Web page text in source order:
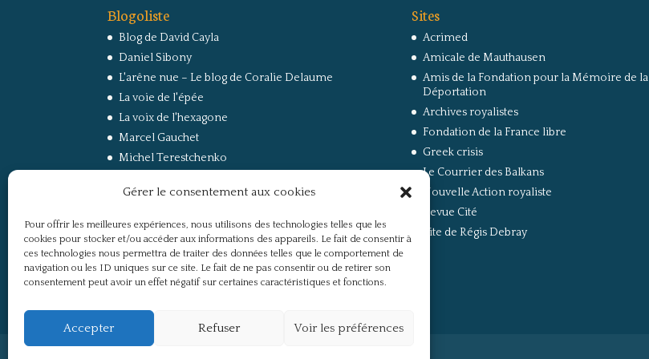
Gérer le consentement aux cookies
Pour offrir les meilleures expériences, nous utilisons des technologies telles que les
cookies pour stocker et/ou accéder aux informations des appareils. Le fait de consentir à
ces technologies nous permettra de traiter des données telles que le comportement de
navigation ou les ID uniques sur ce site. Le fait de ne pas consentir ou de retirer son
consentement peut avoir un effet négatif sur certaines caractéristiques et fonctions.
Accepter Refuser Voir les préférences
Blogoliste
Blog de David Cayla
Daniel Sibony
L'arêne nue – Le blog de Coralie Delaume
La voie de l'épée
La voix de l'hexagone
Marcel Gauchet
Michel Terestchenko
RussEurope – Le Carnet de Jacques Sapir sur la
Secret Défense
Un regard sur la Russie
Sites
Acrimed
Amicale de Mauthausen
Amis de la Fondation pour la Mémoire de la
Déportation
Archives royalistes
Fondation de la France libre
Greek crisis
Le Courrier des Balkans
Nouvelle Action royaliste
Revue Cité
Site de Régis Debray